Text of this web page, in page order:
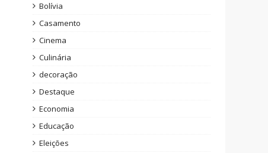
Bolívia
Casamento
Cinema
Culinária
decoração
Destaque
Economia
Educação
Eleições